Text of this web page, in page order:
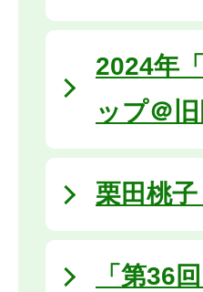
2024年
ップ＠
栗田桃
「第36